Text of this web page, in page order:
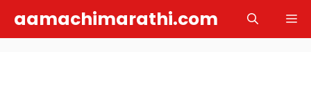
aamachimarathi.com